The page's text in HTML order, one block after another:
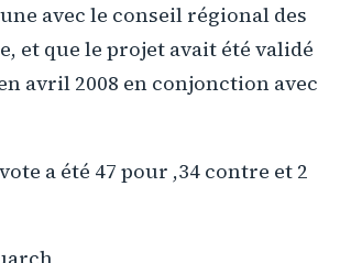
avec le conseil régional des
et que le projet avait été validé
avril 2008 en conjonction avec
a été 47 pour ,34 contre et 2